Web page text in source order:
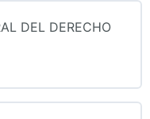
DEL DERECHO